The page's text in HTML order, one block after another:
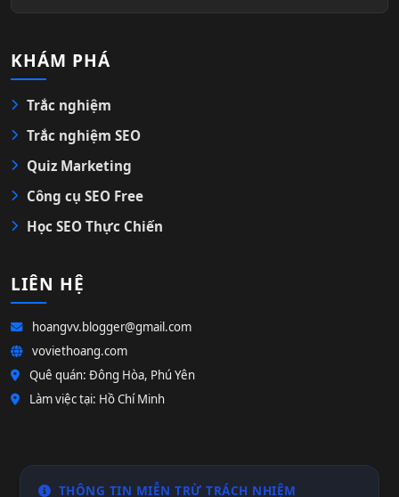
KHÁM PHÁ
Trắc nghiệm
Trắc nghiệm SEO
Quiz Marketing
Công cụ SEO Free
Học SEO Thực Chiến
LIÊN HỆ
hoangvv.blogger@gmail.com
voviethoang.com
Quê quán: Đông Hòa, Phú Yên
Làm việc tại: Hồ Chí Minh
THÔNG TIN MIỄN TRỪ TRÁCH NHIỆM